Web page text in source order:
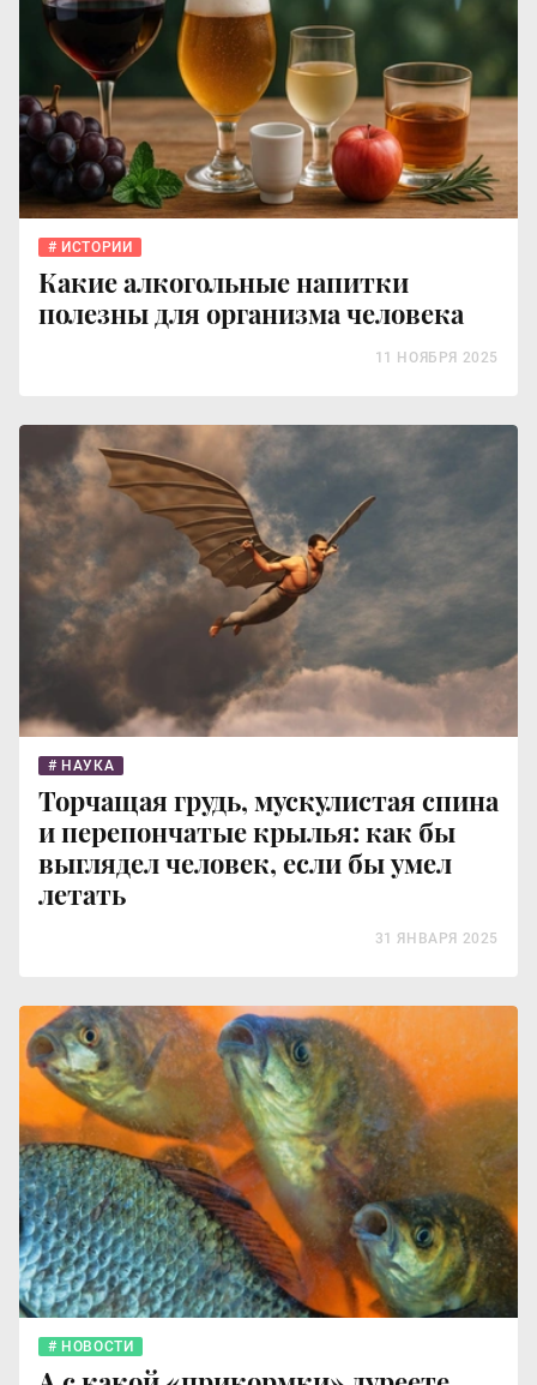
ИСТОРИИ
Какие алкогольные напитки
полезны для организма человека
11 НОЯБРЯ 2025
НАУКА
Торчащая грудь, мускулистая спина
и перепончатые крылья: как бы
выглядел человек, если бы умел
летать
31 ЯНВАРЯ 2025
НОВОСТИ